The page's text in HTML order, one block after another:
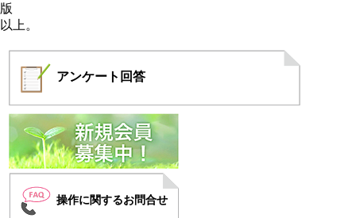
版
以上。
アンケート 回答
操作に関するお問合せ